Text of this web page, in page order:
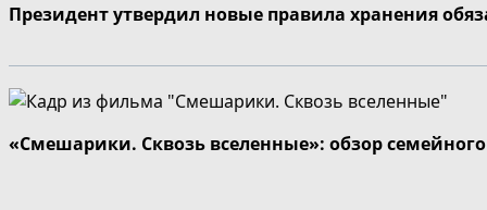
Президент утвердил новые правила хранения
«Смешарики. Сквозь вселенные»: обзор